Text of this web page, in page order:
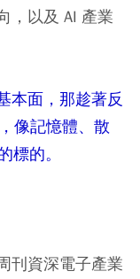
，以及 AI 產業
本面，那趁著反
像記憶體、散
標的。
刊資深電子產業